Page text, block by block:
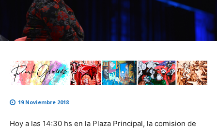
19 Noviembre 2018
Hoy a las 14:30 hs en la Plaza Principal, la comision de